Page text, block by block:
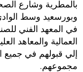
‬بالمطرية وشارع
وبورسعيد وسط
في المعهد الفني
العمالية والمعاهد
إلي قبولهم في جميع
مجموعهم‮.‬